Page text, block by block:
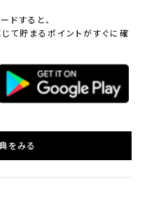
ドすると、
て貯まるポイントがすぐに確
をみる